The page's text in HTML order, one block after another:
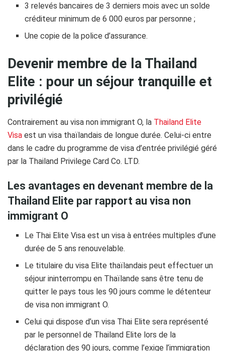
3 relevés bancaires de 3 derniers mois avec un solde
créditeur minimum de 6 000 euros par personne ;
Une copie de la police d’assurance.
Devenir membre de la Thailand
Elite : pour un séjour tranquille et
privilégié
Contrairement au visa non immigrant O, la Thailand Elite
Visa est un visa thaïlandais de longue durée. Celui-ci entre
dans le cadre du programme de visa d’entrée privilégié géré
par la Thailand Privilege Card Co. LTD.
Les avantages en devenant membre de la
Thailand Elite par rapport au visa non
immigrant O
Le Thai Elite Visa est un visa à entrées multiples d’une
durée de 5 ans renouvelable.
Le titulaire du visa Elite thaïlandais peut effectuer un
séjour ininterrompu en Thaïlande sans être tenu de
quitter le pays tous les 90 jours comme le détenteur
de visa non immigrant O.
Celui qui dispose d’un visa Thai Elite sera représenté
par le personnel de Thailand Elite lors de la
déclaration des 90 jours, comme l’exige l’immigration